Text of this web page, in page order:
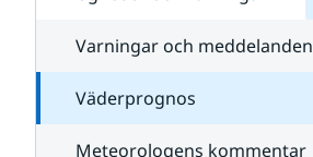
Varningar och meddelanden
Väderprognos
Meteorologens kommentar